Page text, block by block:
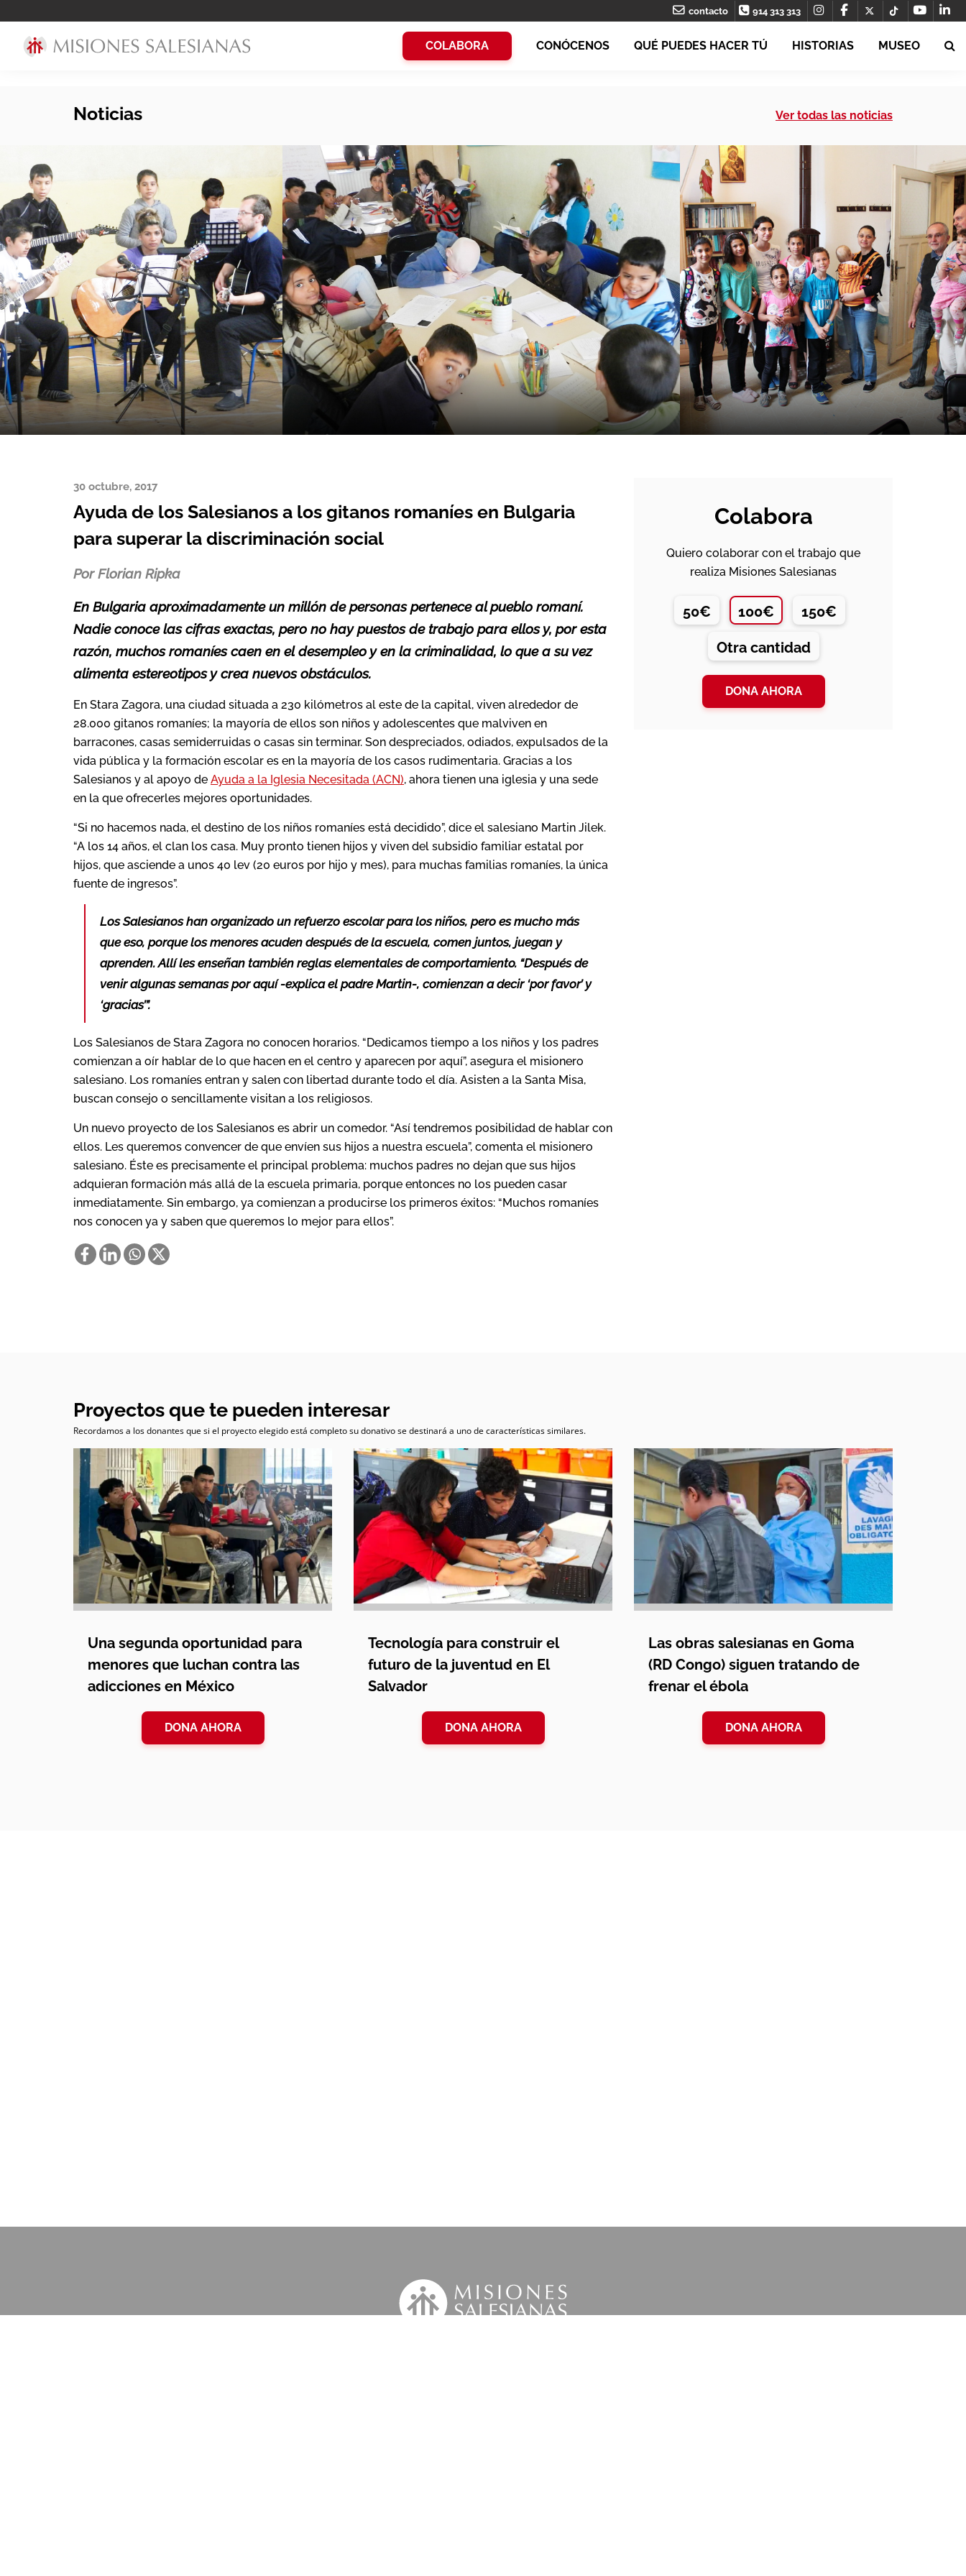
contacto 914 313 313
COLABORA CONÓCENOS QUÉ PUEDES HACER TÚ HISTORIAS MUSEO
Noticias Ver todas las noticias
30 octubre, 2017
Ayuda de los Salesianos a los gitanos romaníes en Bulgaria
para superar la discriminación social
PorFlorian Ripka
En Bulgaria aproximadamente un millón de personas pertenece al pueblo romaní.
Nadie conoce las cifras exactas, pero no hay puestos de trabajo para ellos y, por esta
razón, muchos romaníes caen en el desempleo y en la criminalidad, lo que a su vez
alimenta estereotipos y crea nuevos obstáculos.
En Stara Zagora, una ciudad situada a 230 kilómetros al este de la capital, viven alrededor de
28.000 gitanos romaníes; la mayoría de ellos son niños y adolescentes que malviven en
barracones, casas semiderruidas o casas sin terminar. Son despreciados, odiados, expulsados de la
vida pública y la formación escolar es en la mayoría de los casos rudimentaria. Gracias a los
Salesianos y al apoyo de Ayuda a la Iglesia Necesitada (ACN), ahora tienen una iglesia y una sede
en la que ofrecerles mejores oportunidades.
“Si no hacemos nada, el destino de los niños romaníes está decidido”, dice el salesiano Martin Jilek.
“A los 14 años, el clan los casa. Muy pronto tienen hijos y viven del subsidio familiar estatal por
hijos, que asciende a unos 40 lev (20 euros por hijo y mes), para muchas familias romaníes, la única
fuente de ingresos”.
Los Salesianos han organizado un refuerzo escolar para los niños, pero es mucho más
que eso, porque los menores acuden después de la escuela, comen juntos, juegan y
aprenden. Allí les enseñan también reglas elementales de comportamiento. “Después de
venir algunas semanas por aquí -explica el padre Martin-, comienzan a decir ‘por favor’ y
‘gracias’”.
Los Salesianos de Stara Zagora no conocen horarios. “Dedicamos tiempo a los niños y los padres
comienzan a oír hablar de lo que hacen en el centro y aparecen por aquí”, asegura el misionero
salesiano. Los romaníes entran y salen con libertad durante todo el día. Asisten a la Santa Misa,
buscan consejo o sencillamente visitan a los religiosos.
Un nuevo proyecto de los Salesianos es abrir un comedor. “Así tendremos posibilidad de hablar con
ellos. Les queremos convencer de que envíen sus hijos a nuestra escuela”, comenta el misionero
salesiano. Éste es precisamente el principal problema: muchos padres no dejan que sus hijos
adquieran formación más allá de la escuela primaria, porque entonces no los pueden casar
inmediatamente. Sin embargo, ya comienzan a producirse los primeros éxitos: “Muchos romaníes
nos conocen ya y saben que queremos lo mejor para ellos”.
Colabora
Quiero colaborar con el trabajo que
realiza Misiones Salesianas
50€ 100€ 150€
Otra cantidad
DONA AHORA
Proyectos que te pueden interesar
Recordamos a los donantes que si el proyecto elegido está completo su donativo se destinará a uno de características similares.
Una segunda oportunidad para
menores que luchan contra las
adicciones en México
DONA AHORA
Tecnología para construir el
futuro de la juventud en El
Salvador
DONA AHORA
Las obras salesianas en Goma
(RD Congo) siguen tratando de
frenar el ébola
DONA AHORA